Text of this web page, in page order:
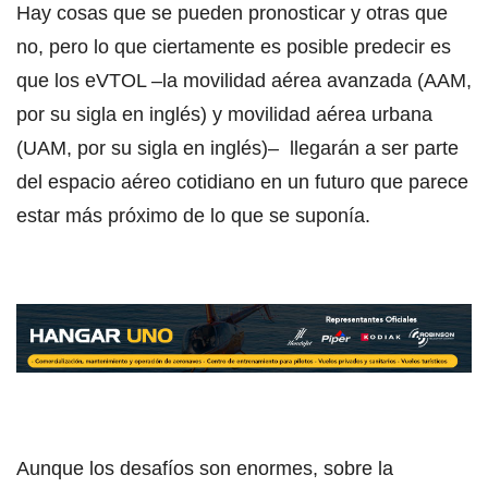
Hay cosas que se pueden pronosticar y otras que
no, pero lo que ciertamente es posible predecir es
que los eVTOL –la movilidad aérea avanzada (AAM,
por su sigla en inglés) y movilidad aérea urbana
(UAM, por su sigla en inglés)– llegarán a ser parte
del espacio aéreo cotidiano en un futuro que parece
estar más próximo de lo que se suponía.
Aunque los desafíos son enormes, sobre la